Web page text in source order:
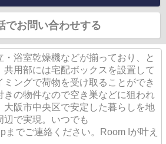
でお問い合わせする
浴室乾燥機などが揃っており、と
共用部には宅配ボックスを設置して
ミングで荷物を受け取ることができ
きの物件なので空き巣などに狙われ
大阪市中央区で安定した暮らしを地
で実現。いつでも
までご連絡ください。Room Iが叶え